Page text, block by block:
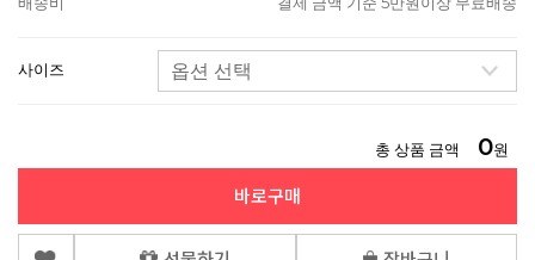
사이즈
총 상품 금액 0원
바로구매